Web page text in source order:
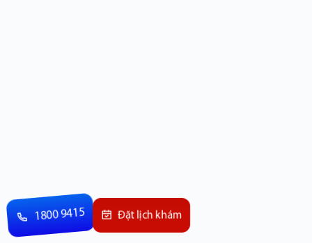
1800 9415 Đặt lịch khám